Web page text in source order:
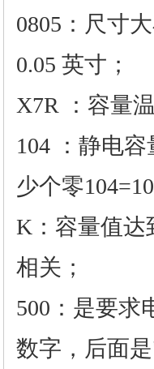
0805：尺寸
0.05 英寸；
X7R ：容量
104 ：静电
少个零
K：容量值达
相关；
500：是要求
数字，后面